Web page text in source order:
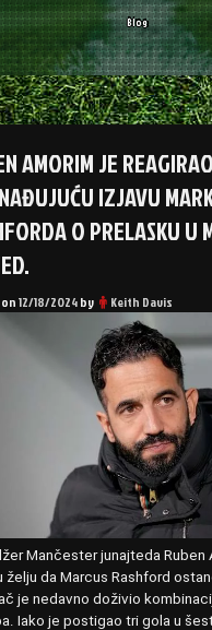
Blog
AMORIM JE
IZJAVU
O PRELASKU U
12/18/2024by Keith Davis
Mančester junajteda Ruben
želju da Marcus Rashford
je nedavno doživio
Iako je postigao tri gola u